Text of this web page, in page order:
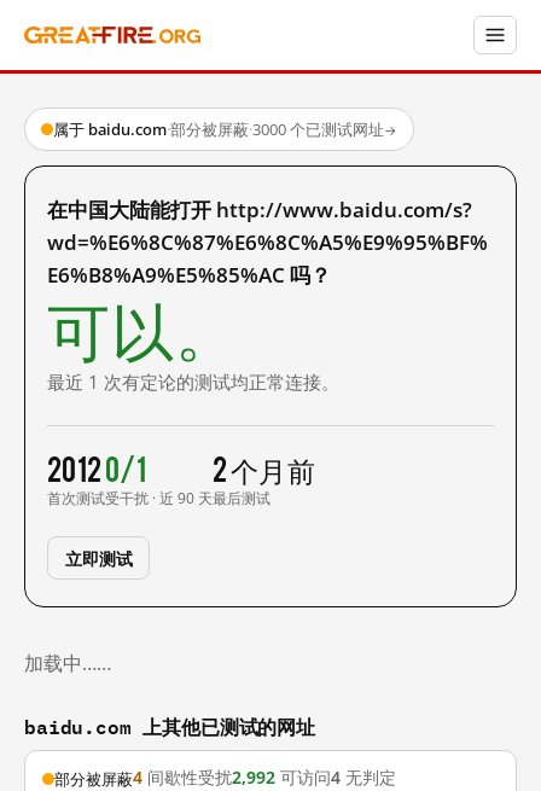
属于 baidu.com·部分被屏蔽·3000 个已测试网址→
在中国大陆能打开 http://www.baidu.com/s?
wd=%E6%8C%87%E6%8C%A5%E9%95%BF%
E6%B8%A9%E5%85%AC 吗？
可以。
最近 1 次有定论的测试均正常连接。
2012
首次测试
0/1
受干扰 · 近 90 天
2 个月前
最后测试
立即测试
加载中……
baidu.com 上其他已测试的网址
部分被屏蔽4 间歇性受扰2,992 可访问4 无判定